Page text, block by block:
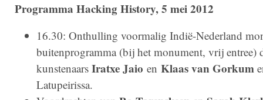
Programma Hacking History, 5 mei 2012
16.30: Onthulling voormalig Indië-Nederland
buitenprogramma (bij het monument, vrij entree)
kunstenaarsIratxe Jaio enKlaas van Gorkum
Latupeirissa.